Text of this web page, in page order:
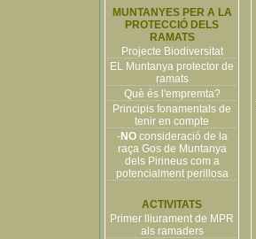
MUNTANYES PER A LA
PROTECCIÓ DELS
RAMATS
Projecte Biodiversitat
EL Muntanya protector de
ramats
Què és l'empremta?
Principis fonamentals de
tenir en compte
-NOconsideració de la
raça Gos de Muntanya
dels Pirineus com a
potencialment perillosa
ACTIVITATS
Primer lliurament de MPR
als ramaders